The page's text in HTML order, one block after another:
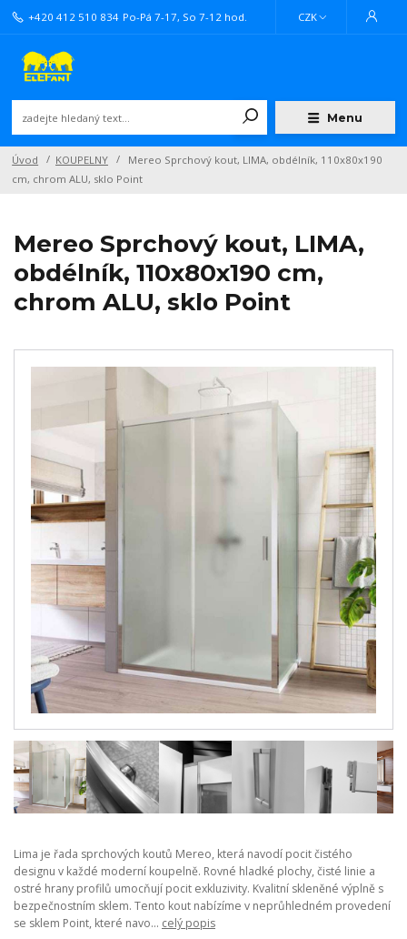
Menu
CZK
+420 412 510 834 Po-Pá 7-17, So 7-12 hod.
Úvod KOUPELNY
Mereo Sprchový kout, LIMA, obdélník, 110x80x190
cm, chrom ALU, sklo Point
Mereo Sprchový kout, LIMA,
obdélník, 110x80x190 cm,
chrom ALU, sklo Point
Lima je řada sprchových koutů Mereo, která navodí pocit čistého
designu v každé moderní koupelně. Rovné hladké plochy, čisté linie a
ostré hrany profilů umocňují pocit exkluzivity. Kvalitní skleněné výplně s
bezpečnostním sklem. Tento kout nabízíme v neprůhledném provedení
se sklem Point, které navo... celý popis